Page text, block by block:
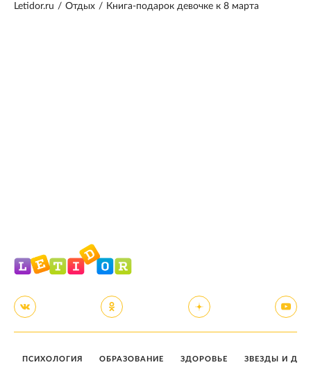
Letidor.ru / Отдых / Книга-подарок девочке к 8 марта
ПСИХОЛОГИЯ ОБРАЗОВАНИЕ ЗДОРОВЬЕ ЗВЕЗДЫ И